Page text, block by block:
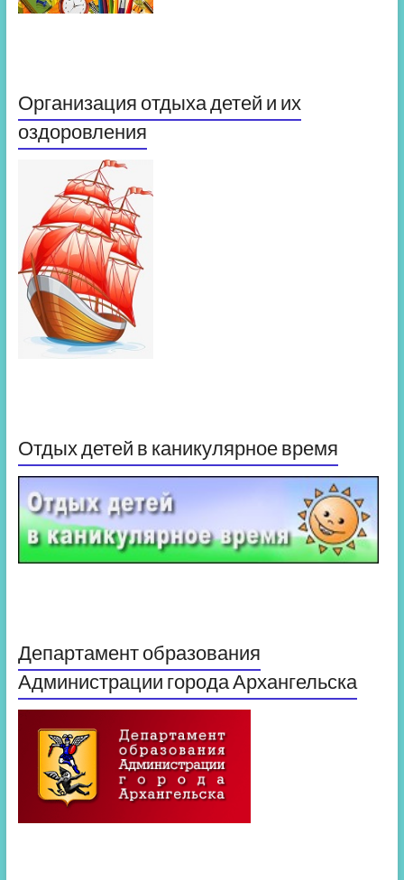
Организация отдыха детей и их
оздоровления
Отдых детей в каникулярное время
Департамент образования
Администрации города Архангельска